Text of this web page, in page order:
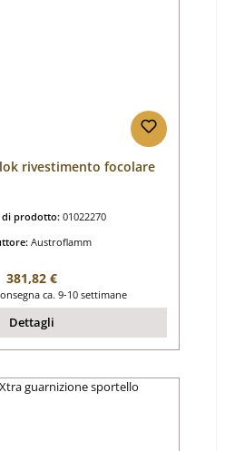
rivestimento focolare
prodotto: 01022270
Austroflamm
Prezzo normale:
381,82 €
ca. 9-10 settimane
Dettagli